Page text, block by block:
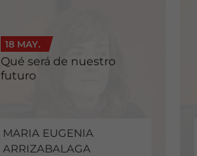
18 MAY.
Qué será de nuestro
futuro
MARIA EUGENIA
ARRIZABALAGA